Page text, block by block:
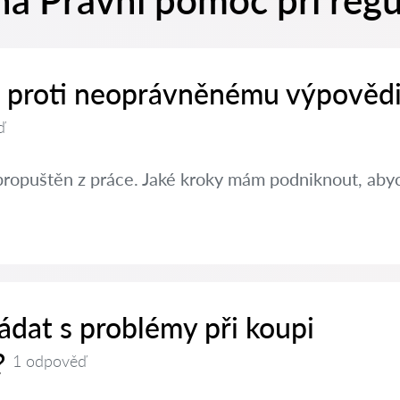
proti neoprávněnému
z práce. Jaké kroky mám podniknout,
s problémy při koupi
1 odpověď